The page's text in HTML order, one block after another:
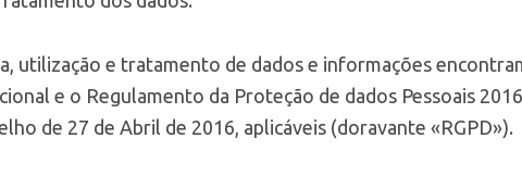
utilização e tratamento de dados e informações
e o Regulamento da Proteção de dados Pessoais
de 27 de Abril de 2016, aplicáveis (doravante «RGPD»).